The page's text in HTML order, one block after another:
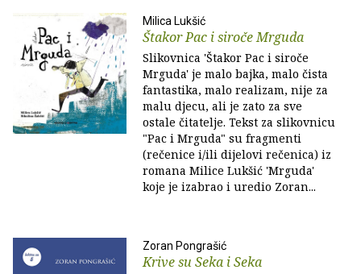
Milica Lukšić
Štakor Pac i siroče Mrguda
Slikovnica 'Štakor Pac i siroče
Mrguda' je malo bajka, malo čista
fantastika, malo realizam, nije za
malu djecu, ali je zato za sve
ostale čitatelje. Tekst za slikovnicu
"Pac i Mrguda" su fragmenti
(rečenice i/ili dijelovi rečenica) iz
romana Milice Lukšić 'Mrguda'
koje je izabrao i uredio Zoran...
Zoran Pongrašić
Krive su Seka i Seka